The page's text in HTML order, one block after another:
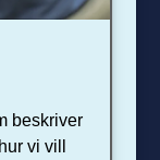
beskriver
vi vill